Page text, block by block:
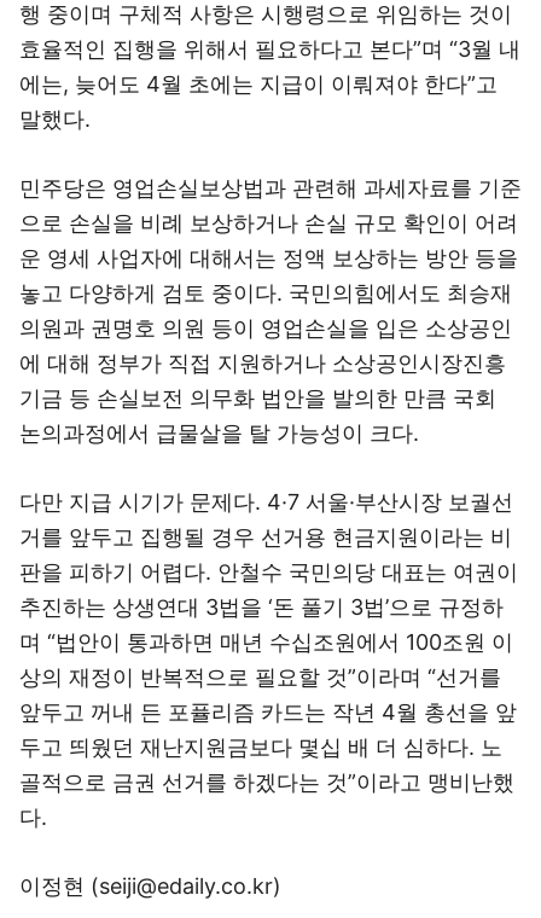
행 중이며 구체적 사항은 시행령으로 위임하는 것이
효율적인 집행을 위해서 필요하다고 본다”며 “3월 내
에는, 늦어도 4월 초에는 지급이 이뤄져야 한다”고
말했다.
민주당은 영업손실보상법과 관련해 과세자료를 기준
으로 손실을 비례 보상하거나 손실 규모 확인이 어려
운 영세 사업자에 대해서는 정액 보상하는 방안 등을
놓고 다양하게 검토 중이다. 국민의힘에서도 최승재
의원과 권명호 의원 등이 영업손실을 입은 소상공인
에 대해 정부가 직접 지원하거나 소상공인시장진흥
기금 등 손실보전 의무화 법안을 발의한 만큼 국회
논의과정에서 급물살을 탈 가능성이 크다.
다만 지급 시기가 문제다. 4·7 서울·부산시장 보궐선
거를 앞두고 집행될 경우 선거용 현금지원이라는 비
판을 피하기 어렵다. 안철수 국민의당 대표는 여권이
추진하는 상생연대 3법을 ‘돈 풀기 3법’으로 규정하
며 “법안이 통과하면 매년 수십조원에서 100조원 이
상의 재정이 반복적으로 필요할 것”이라며 “선거를
앞두고 꺼내 든 포퓰리즘 카드는 작년 4월 총선을 앞
두고 띄웠던 재난지원금보다 몇십 배 더 심하다. 노
골적으로 금권 선거를 하겠다는 것”이라고 맹비난했
다.
이정현 (seiji@edaily.co.kr)